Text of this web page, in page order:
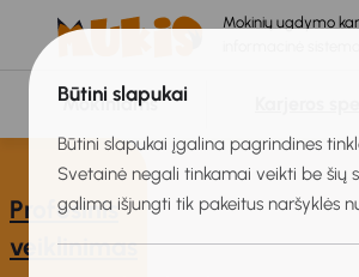
Būtini slapukai
Būtini slapukai įgalina pagrindines
Svetainė negali tinkamai veikti be šių
galima išjungti tik pakeitus naršyklės
Mokinių ugdymo
Mokiniams Karjeros
Profesinis
veiklinimas